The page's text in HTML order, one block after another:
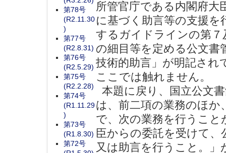
所管官庁である内閣府大
に基づく助言等の支援
するガイドラインの第
の細目等を定める公文書
技術的助言」が明記され
ここでは触れません。
本題に戻り、国立公文
は、前二項の業務のほか
で、次の業務を行うこと
臣からの委託を受けて、
又は助言を行うこと。
第78号
(R2.11.30
)
第77号
(R2.8.31)
第76号
(R2.5.29)
第75号
(R2.2.28)
第74号
(R1.11.29
)
第73号
(R1.8.30)
第72号